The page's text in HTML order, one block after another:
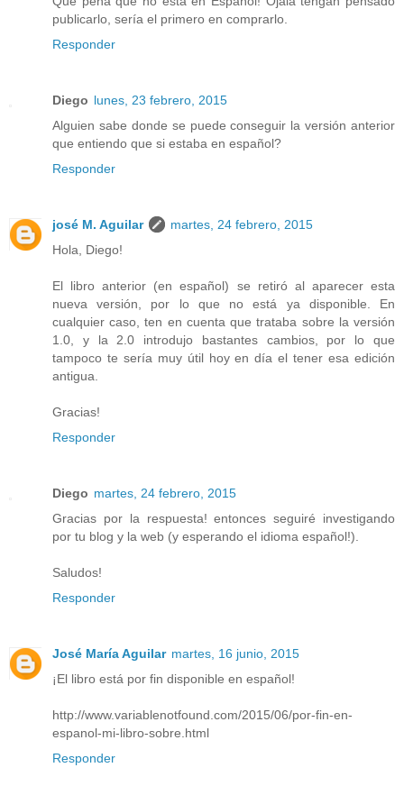
publicarlo, sería el primero en comprarlo.
Responder
Diego lunes, 23 febrero, 2015
Alguien sabe donde se puede conseguir la versión anterior
que entiendo que si estaba en español?
Responder
josé M. Aguilar
martes, 24 febrero, 2015
Hola, Diego!
El libro anterior (en español) se retiró al aparecer esta
nueva versión, por lo que no está ya disponible. En
cualquier caso, ten en cuenta que trataba sobre la versión
1.0, y la 2.0 introdujo bastantes cambios, por lo que
tampoco te sería muy útil hoy en día el tener esa edición
antigua.
Gracias!
Responder
Diego martes, 24 febrero, 2015
Gracias por la respuesta! entonces seguiré investigando
por tu blog y la web (y esperando el idioma español!).
Saludos!
Responder
José María Aguilar martes, 16 junio, 2015
¡El libro está por fin disponible en español!
http://www.variablenotfound.com/2015/06/por-fin-en-
espanol-mi-libro-sobre.html
Responder